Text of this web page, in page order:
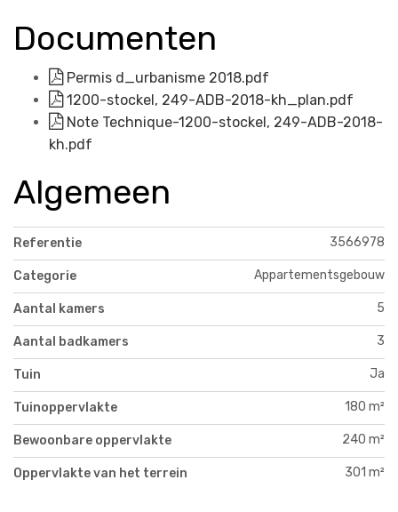
Documenten
Permis d_urbanisme 2018.pdf
1200-stockel, 249-ADB-2018-kh_plan.pdf
Note Technique-1200-stockel, 249-ADB-2018-
kh.pdf
Algemeen
Referentie 3566978
Categorie Appartementsgebouw
Aantal kamers 5
Aantal badkamers 3
Tuin Ja
Tuinoppervlakte 180 m²
Bewoonbare oppervlakte 240 m²
Oppervlakte van het terrein 301 m²